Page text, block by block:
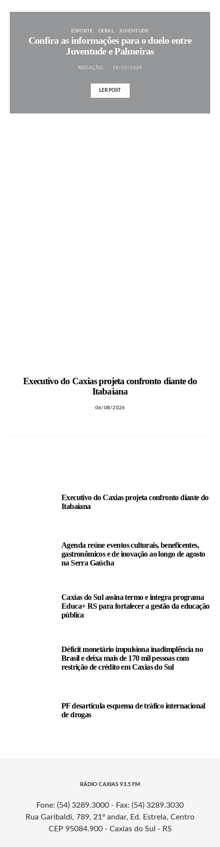
ESPORTE GERAL JUVENTUDE
Confira as informações para o duelo entre
Juventude e Palmeiras
REDAÇÃO 19/10/2024
LER POST
Executivo do Caxias projeta confronto diante do
Itabaiana
06/08/2026
Executivo do Caxias projeta confronto diante do
Itabaiana
Agenda reúne eventos culturais, beneficentes,
gastronômicos e de inovação ao longo de agosto
na Serra Gaúcha
Caxias do Sul assina termo e integra programa
Educa+ RS para fortalecer a gestão da educação
pública
Déficit monetário impulsiona inadimplência no
Brasil e deixa mais de 170 mil pessoas com
restrição de crédito em Caxias do Sul
PF desarticula esquema de tráfico internacional
de drogas
RÁDIO CAXIAS 93.5 FM
Fone: (54) 3289.3000 - Fax: (54) 3289.3030
Rua Garibaldi, 789, 21º andar, Ed. Estrela, Centro
CEP 95084.900 - Caxias do Sul - RS